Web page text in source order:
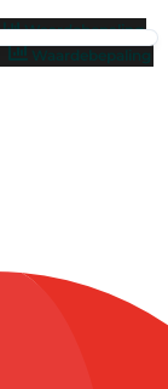
Waardebepaling
Waardebepaling